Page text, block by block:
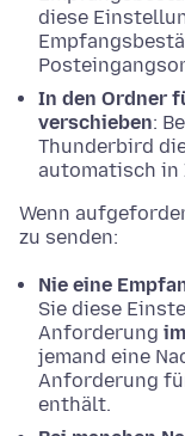
diese
In den Ordner
verschieben:
Thunderbird
automatisch in
Wenn
zu senden:
Nie eine
Sie diese
Anforderung
jemand eine
Anforderung
enthält.